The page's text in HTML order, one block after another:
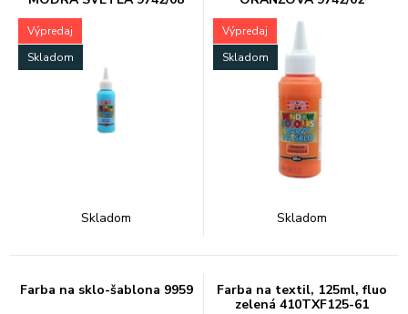
Výpredaj
Skladom
Skladom
Výpredaj
Skladom
Skladom
Farba na sklo-šablona 9959
Farba na textil, 125ml, fluo
zelená 410TXF125-61